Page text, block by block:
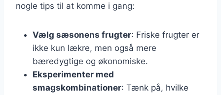
nogle tips til at komme i gang:
Vælg sæsonens frugter: Friske frugter er
ikke kun lækre, men også mere
bæredygtige og økonomiske.
Eksperimenter med
smagskombinationer: Tænk på, hvilke